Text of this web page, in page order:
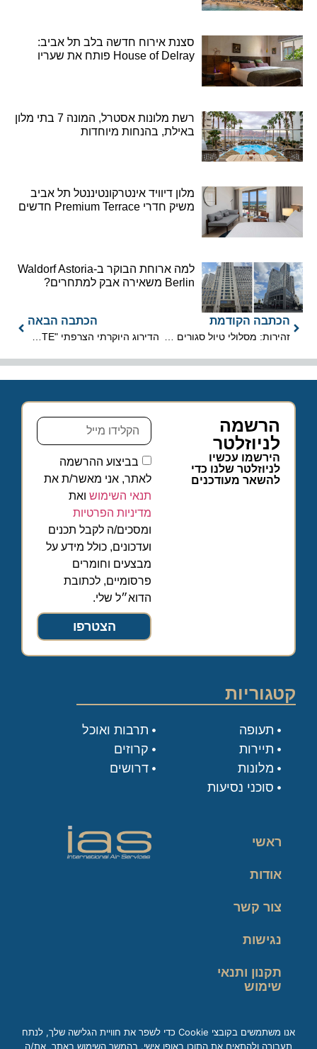
סצנת אירוח חדשה בלב תל אביב:
House of Delray פותח את שעריו
רשת מלונות אסטרל, המונה 7 בתי מלון
באילת, בהנחות מיוחדות
מלון דיוויד אינטרקונטיננטל תל אביב
משיק חדרי Premium Terrace חדשים
למה ארוחת הבוקר ב-Waldorf Astoria
Berlin משאירה אבק למתחרים?
הכתבה הקודמת הכתבה הבאה
הרשמה
לניוזלטר
הירשמו עכשיו
לניוזלטר שלנו כדי
להשאר מעודכנים
בביצוע ההרשמה
לאתר, אני מאשר/ת את
תנאי השימוש ואת
מדיניות הפרטיות
ומסכים/ה לקבל תכנים
ועדכונים, כולל מידע על
מבצעים וחומרים
פרסומיים, לכתובת
הדוא״ל שלי.
הצטרפו
קטגוריות
תעופה
תיירות
מלונות
סוכני נסיעות
תרבות ואוכל
קרוזים
דרושים
ראשי
אודות
צור קשר
נגישות
תקנון ותנאי
שימוש
אנו משתמשים בקובצי Cookie כדי לשפר את חוויית הגלישה שלך, לנתח
תעבורה ולהתאים את התוכן באופן אישי. בהמשך השימוש באתר, את/ה